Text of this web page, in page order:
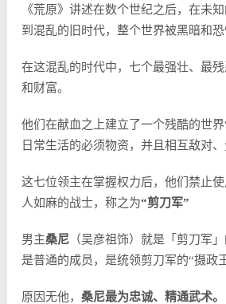
《荒原》讲述在数个世纪之后，在未
到混乱的旧时代，整个世界被黑暗和恐
在这混乱的时代中，七个最强壮、最
和财富。
他们在献血之上建立了一个残酷的世界
日常生活的必须物资，并且相互敌对、
这七位领主在掌握权力后，他们禁止
人如麻的战士，称之为“剪刀军”
男主桑尼（吴彦祖饰）就是「剪刀军
是普通的成员，是统领剪刀军的“摄政王
原因无他， 桑尼最为忠诚、精通武术。